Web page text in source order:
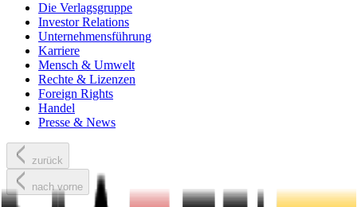
Die Verlagsgruppe
Investor Relations
Unternehmensführung
Karriere
Mensch & Umwelt
Rechte & Lizenzen
Foreign Rights
Handel
Presse & News
zurück
nach vorne